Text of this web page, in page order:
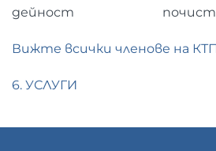
дейност
Вижте всички членове на
6. УСЛУГИ